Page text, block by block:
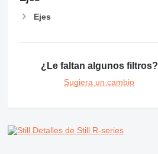
Ejes
¿Le faltan algunos filtros?
Sugiera un cambio
Detalles de Still R-series